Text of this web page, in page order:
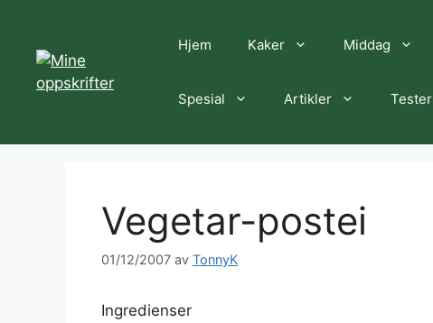
innhold
Hjem Kaker Middag
Spesial Artikler Tester
Vegetar-postei
01/12/2007 av TonnyK
Ingredienser